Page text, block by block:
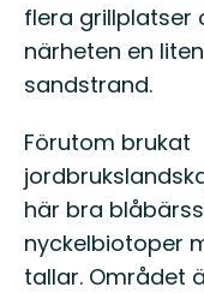
flera grillplatser
närheten en liten
sandstrand.
Förutom brukat
här bra
nyckelbiotoper
tallar. Området